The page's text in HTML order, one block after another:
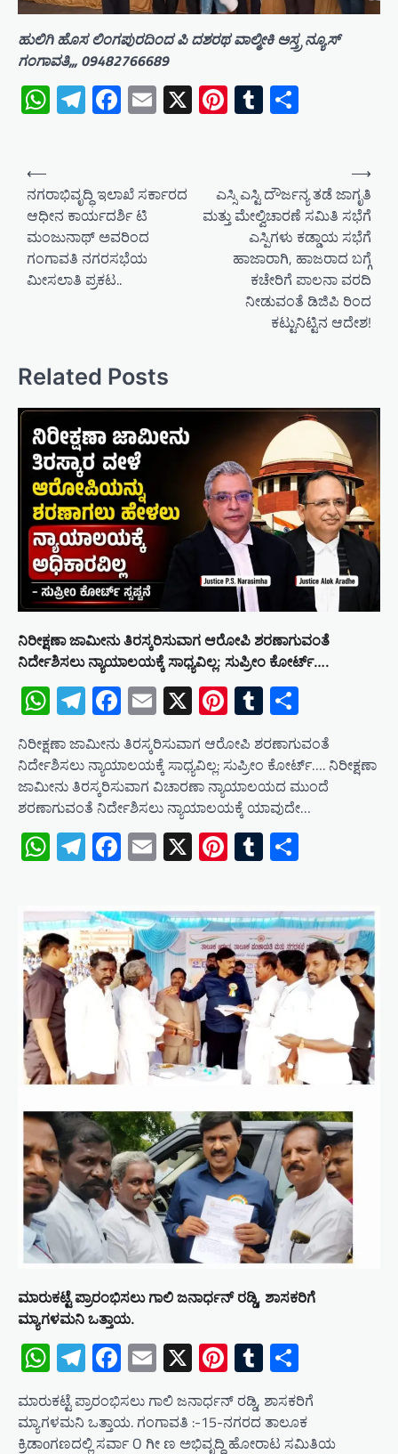
ಹುಲಿಗಿ ಹೊಸ ಲಿಂಗಪುರದಿಂದ ಪಿ ದಶರಥ ವಾಲ್ಮೀಕಿ ಅಸ್ತ್ರ ನ್ಯೂಸ್
ಗಂಗಾವತಿ,,, 09482766689
WhatsApp
Telegram
Facebook
Email
X Pinterest
Tumblr
g
a
⟵
ನಗರಾಭಿವೃದ್ಧಿ ಇಲಾಖೆ ಸರ್ಕಾರದ
ಆಧೀನ ಕಾರ್ಯದರ್ಶಿ ಟಿ
ಮಂಜುನಾಥ್ ಅವರಿಂದ
ಗಂಗಾವತಿ ನಗರಸಭೆಯ
ಮೀಸಲಾತಿ ಪ್ರಕಟ..
ಎಸ್ಸಿ ಎಸ್ಟಿ ದೌರ್ಜನ್ಯ ತಡೆ ಜಾಗೃತಿ
ಮತ್ತು ಮೇಲ್ವಿಚಾರಣೆ ಸಮಿತಿ ಸಭೆಗೆ
ಎಸ್ಪಿಗಳು ಕಡ್ಡಾಯ ಸಭೆಗೆ
ಹಾಜಾರಾಗಿ, ಹಾಜರಾದ ಬಗ್ಗೆ
ಕಚೇರಿಗೆ ಪಾಲನಾ ವರದಿ
ನೀಡುವಂತೆ ಡಿಜಿಪಿ ರಿಂದ
ಕಟ್ಟುನಿಟ್ಟಿನ ಆದೇಶ!
⟶
Related Posts
ನಿರೀಕ್ಷಣಾ ಜಾಮೀನು ತಿರಸ್ಕರಿಸುವಾಗ ಆರೋಪಿ ಶರಣಾಗುವಂತೆ
ನಿರ್ದೇಶಿಸಲು ನ್ಯಾಯಾಲಯಕ್ಕೆ ಸಾಧ್ಯವಿಲ್ಲ: ಸುಪ್ರೀಂ ಕೋರ್ಟ್….
WhatsApp
Telegram
Facebook
Email
X Pinterest
Tumblr
ನಿರೀಕ್ಷಣಾ ಜಾಮೀನು ತಿರಸ್ಕರಿಸುವಾಗ ಆರೋಪಿ ಶರಣಾಗುವಂತೆ
ನಿರ್ದೇಶಿಸಲು ನ್ಯಾಯಾಲಯಕ್ಕೆ ಸಾಧ್ಯವಿಲ್ಲ: ಸುಪ್ರೀಂ ಕೋರ್ಟ್…. ನಿರೀಕ್ಷಣಾ
ಜಾಮೀನು ತಿರಸ್ಕರಿಸುವಾಗ ವಿಚಾರಣಾ ನ್ಯಾಯಾಲಯದ ಮುಂದೆ
ಶರಣಾಗುವಂತೆ ನಿರ್ದೇಶಿಸಲು ನ್ಯಾಯಾಲಯಕ್ಕೆ ಯಾವುದೇ…
WhatsApp
Telegram
Facebook
Email
X Pinterest
Tumblr
ಮಾರುಕಟ್ಟೆ ಪ್ರಾರಂಭಿಸಲು ಗಾಲಿ ಜನಾರ್ಧನ್ ರಡ್ಡಿ, ಶಾಸಕರಿಗೆ
ಮ್ಯಾಗಳಮನಿ ಒತ್ತಾಯ.
WhatsApp
Telegram
Facebook
Email
X Pinterest
Tumblr
ಮಾರುಕಟ್ಟೆ ಪ್ರಾರಂಭಿಸಲು ಗಾಲಿ ಜನಾರ್ಧನ್ ರಡ್ಡಿ, ಶಾಸಕರಿಗೆ
ಮ್ಯಾಗಳಮನಿ ಒತ್ತಾಯ. ಗಂಗಾವತಿ :-15-ನಗರದ ತಾಲೂಕ
ಕ್ರಿಡಾoಗಣದಲ್ಲಿ ಸರ್ವಾ O ಗೀ ಣ ಅಭಿವೃದ್ಧಿ ಹೋರಾಟ ಸಮಿತಿಯ